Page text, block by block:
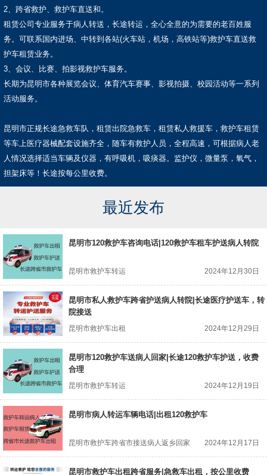
2、跨省救护、救护车直送和。
租赁公司专业服务于病人转送，长途转运，全心全意的为需要的老百姓服
务。可联系国内进场、中转到各站(火车站，机场，高铁站等)救护车直送救
护车租赁业务。
3、会议、比赛、拍影视救护车服务。
长期为昆明市各种展览会议、体育汽车赛事、影视拍摄、校园活动等一系列
活动服务。
昆明市正规长途急救车队，租赁出院急救车，租赁私人救援车，救护车租赁
等车上医疗器械配套设施齐全，随车有救护人员，全程高速，可根据病人老
人情况选择适当车辆及仪器，有呼吸机，吸痰器。监护仪，微量泵，氧气，
担架床等！长途按每公里收费。
最近发布
昆明市120救护车咨询电话|120救护车租车护送病人转院
昆明市救护车转运 2024年12月30日
昆明市私人救护车跨省护送病人转院|长途医疗护送车，转
院接送
昆明市救护车出租 2024年12月29日
昆明市120救护车送病人回家|长途120救护车护送，收费
合理
昆明市救护车转运 2024年12月19日
昆明市病人转运车辆电话|出租120救护车
昆明市救护车跨省市接送病人返乡回家 2024年12月17日
昆明市救护车出租跨省服务|急救车出租，按公里收费